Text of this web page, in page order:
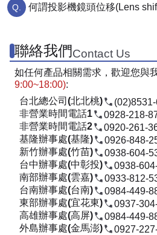
何謂投影機鏡頭位移(Lens
聯絡我們Contact Us
如任何產品相關需求，歡迎您與
9:00~18:00):
台北總公司(北北桃)
非營業時間電話1
0928-218-
非營業時間電話2
0920-261-
基隆辦事處(基隆)
0926-848-
新竹辦事處(竹苗)
0938-604-
台中辦事處(中彰投)
0938-
南部辦事處(雲嘉)
0933-812-
台南辦事處(台南)
0984-449-
東部辦事處(宜花東)
0937-
高雄辦事處(高屏)
0984-449-
外島辦事處(金馬澎)
0927-